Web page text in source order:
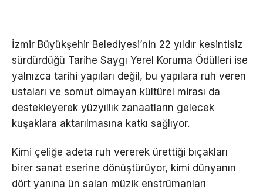
İzmir Büyükşehir Belediyesi’nin 22 yıldır kesintisiz
sürdürdüğü Tarihe Saygı Yerel Koruma Ödülleri ise
yalnızca tarihi yapıları değil, bu yapılara ruh veren
ustaları ve somut olmayan kültürel mirası da
destekleyerek yüzyıllık zanaatların gelecek
kuşaklara aktarılmasına katkı sağlıyor.
Kimi çeliğe adeta ruh vererek ürettiği bıçakları
birer sanat eserine dönüştürüyor, kimi dünyanın
dört yanına ün salan müzik enstrümanları